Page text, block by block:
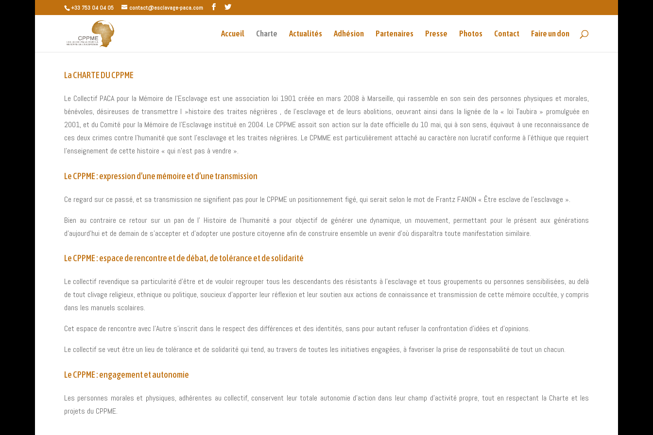
+33 753 04 04 05 contact@esclavage-paca.com
Accueil Charte Actualités Adhésion Partenaires Presse Photos Contact Faire un don
La CHARTE DU CPPME
Le Collectif PACA pour la Mémoire de l’Esclavage est une association loi 1901 créée en mars 2008 à Marseille, qui rassemble en son sein des personnes physiques et morales,
bénévoles, désireuses de transmettre l »histoire des traites négrières , de l’esclavage et de leurs abolitions, oeuvrant ainsi dans la lignée de la « loi Taubira » promulguée en
2001, et du Comité pour la Mémoire de l’Esclavage institué en 2004. Le CPPME assoit son action sur la date officielle du 10 mai, qui à son sens, équivaut à une reconnaissance de
ces deux crimes contre l’humanité que sont l’esclavage et les traites négrières. Le CPMME est particulièrement attaché au caractère non lucratif conforme à l’éthique que requiert
l’enseignement de cette histoire « qui n’est pas à vendre ».
Le CPPME : expression d’une mémoire et d’une transmission
Ce regard sur ce passé, et sa transmission ne signifient pas pour le CPPME un positionnement figé, qui serait selon le mot de Frantz FANON « Être esclave de l’esclavage ».
Bien au contraire ce retour sur un pan de l’ Histoire de l’humanité a pour objectif de générer une dynamique, un mouvement, permettant pour le présent aux générations
d’aujourd’hui et de demain de s’accepter et d’adopter une posture citoyenne afin de construire ensemble un avenir d’où disparaîtra toute manifestation similaire.
Le CPPME : espace de rencontre et de débat, de tolérance et de solidarité
Le collectif revendique sa particularité d’être et de vouloir regrouper tous les descendants des résistants à l’esclavage et tous groupements ou personnes sensibilisées, au delà
de tout clivage religieux, ethnique ou politique, soucieux d’apporter leur réflexion et leur soutien aux actions de connaissance et transmission de cette mémoire occultée, y compris
dans les manuels scolaires.
Cet espace de rencontre avec l’Autre s’inscrit dans le respect des différences et des identités, sans pour autant refuser la confrontation d’idées et d’opinions.
Le collectif se veut être un lieu de tolérance et de solidarité qui tend, au travers de toutes les initiatives engagées, à favoriser la prise de responsabilité de tout un chacun.
Le CPPME : engagement et autonomie
Les personnes morales et physiques, adhérentes au collectif, conservent leur totale autonomie d’action dans leur champ d’activité propre, tout en respectant la Charte et les
projets du CPPME.